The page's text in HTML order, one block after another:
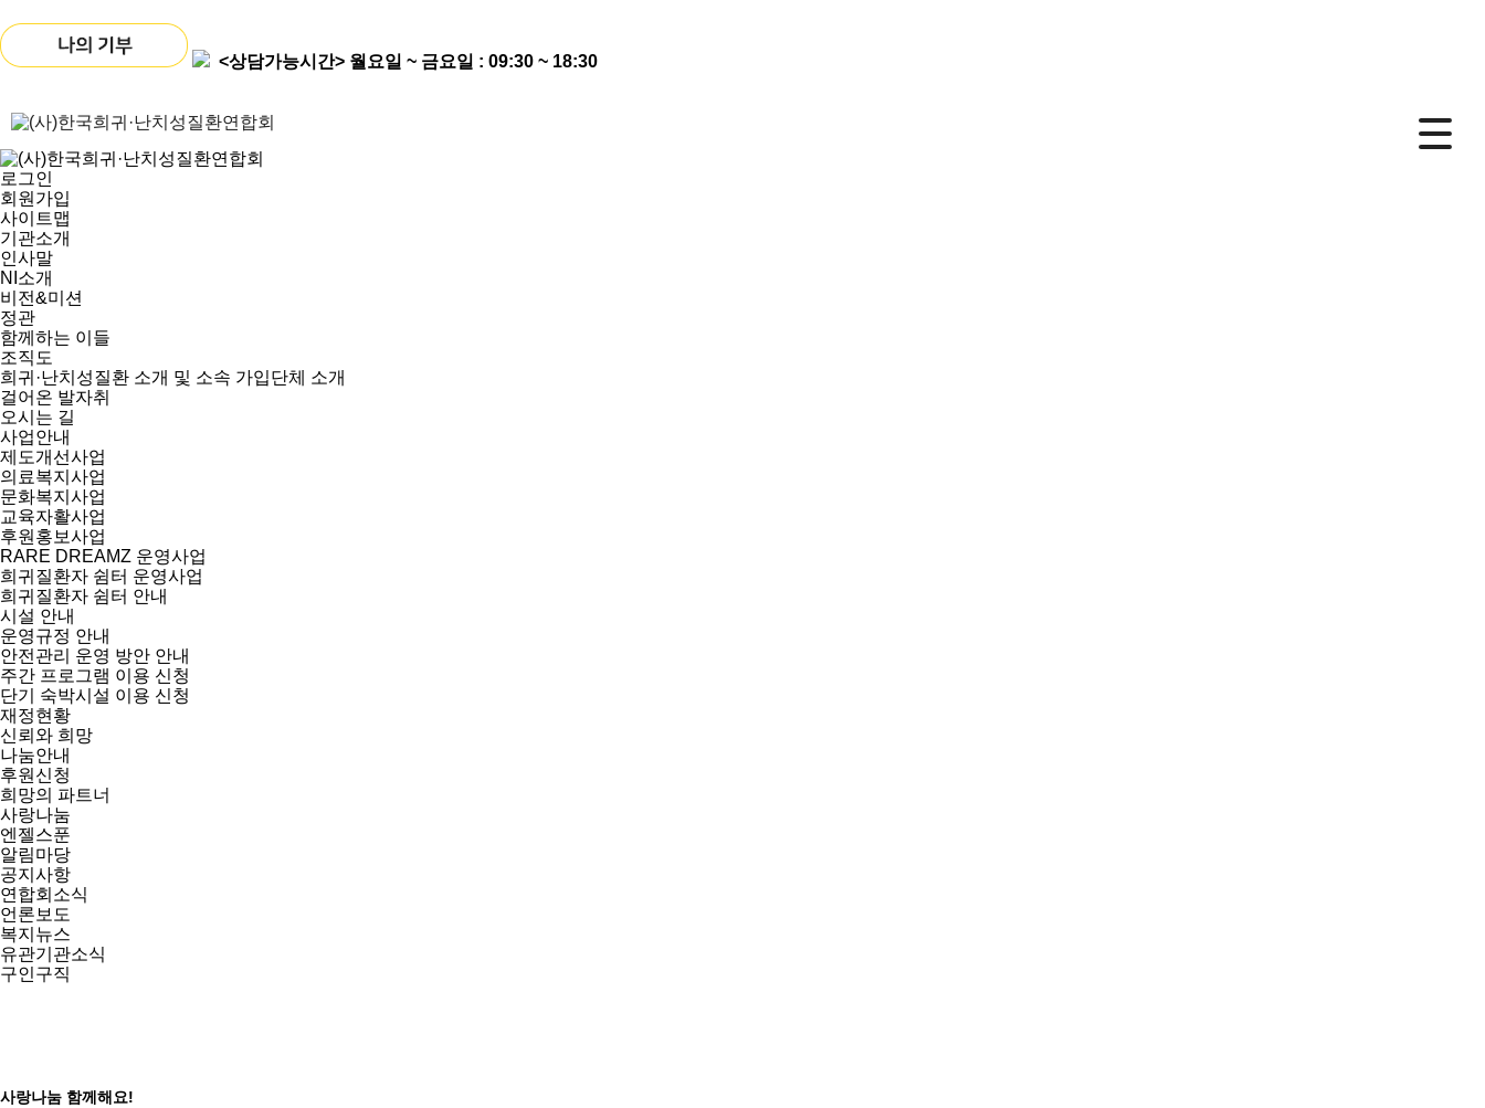
<상담가능시간> 월요일 ~ 금요일 : 09:30 ~ 18:30
로그인
회원가입
사이트맵
기관소개
인사말
NI소개
비전&미션
정관
함께하는 이들
조직도
희귀·난치성질환 소개 및 소속 가입단체 소개
걸어온 발자취
오시는 길
사업안내
제도개선사업
의료복지사업
문화복지사업
교육자활사업
후원홍보사업
RARE DREAMZ 운영사업
희귀질환자 쉼터 운영사업
희귀질환자 쉼터 안내
시설 안내
운영규정 안내
안전관리 운영 방안 안내
주간 프로그램 이용 신청
단기 숙박시설 이용 신청
재정현황
신뢰와 희망
나눔안내
후원신청
희망의 파트너
사랑나눔
엔젤스푼
알림마당
공지사항
연합회소식
언론보도
복지뉴스
유관기관소식
구인구직
사랑나눔 함께해요!